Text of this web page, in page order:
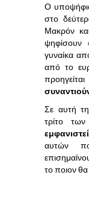
Ο
στο
Μακρόν
ψηφίσουν
γυναίκα
από το
Σε αυτή
τρίτο
εμφανιστεί
αυτών
το ποιον